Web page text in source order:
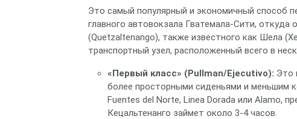
Это самый популярный и экономичный способ
главного автовокзала Гватемала-Сити,
(Quetzaltenango), также известного как Шела
транспортный узел, расположенный всего в
«Первый класс» (Pullman/Ejecutivo): Это
более просторными сиденьями и меньшим
Fuentes del Norte, Linea Dorada или Alamo,
Кецальтенанго займет около 3-4 часов.